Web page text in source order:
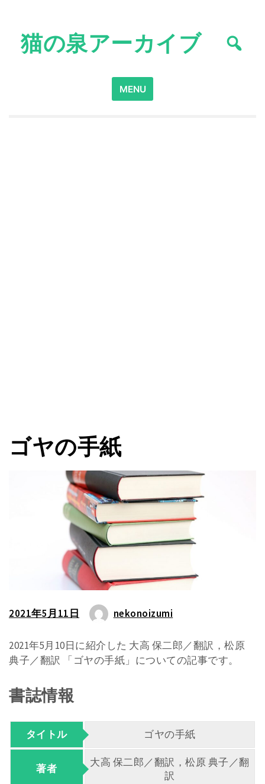
content猫の泉アーカイブ
Search
for:
MENU
ゴヤの手紙
2021年5月11日 nekonoizumi
2021年5月10日に紹介した 大高 保二郎／翻訳，松原
典子／翻訳 「ゴヤの手紙」についての記事です。
書誌情報
タイトル ゴヤの手紙
著者
大高 保二郎／翻訳，松原 典子／翻
訳